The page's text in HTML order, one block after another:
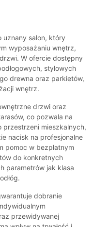
uznany salon, który
wyposażaniu wnętrz,
W ofercie dostępny
stylowych
drewna oraz parkietów,
wnętrz.
drzwi oraz
co pozwala na
przestrzeni mieszkalnych,
nacisk na profesjonalne
pomoc w bezpłatnym
do konkretnych
parametrów jak klasa
dobranie
przewidywanej